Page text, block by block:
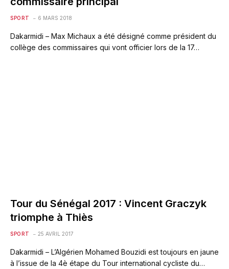
SPORT 6 MARS 2018
Dakarmidi – Max Michaux a été désigné comme président du
collège des commissaires qui vont officier lors de la 17…
Tour du Sénégal 2017 : Vincent Graczyk
triomphe à Thiès
SPORT 25 AVRIL 2017
Dakarmidi – L’Algérien Mohamed Bouzidi est toujours en jaune
à l’issue de la 4è étape du Tour international cycliste du…